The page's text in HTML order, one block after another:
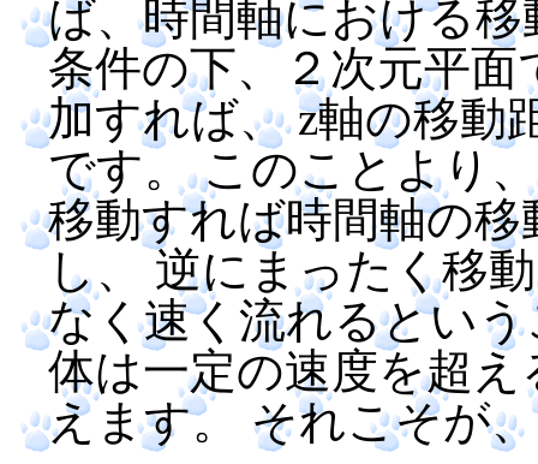
ば、時間軸における
条件の下、２次元平
加すれば、 z軸の移動
です。 このことより
移動すれば時間軸の
し、 逆にまったく移
なく速く流れるとい
体は一定の速度を超
えます。 それこそが